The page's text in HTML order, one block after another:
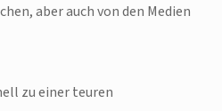
aber auch von den Medien
zu einer teuren